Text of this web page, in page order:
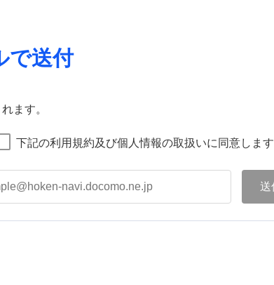
で送付
ます。
下記の利用規約及び個人情報の取扱いに同意します